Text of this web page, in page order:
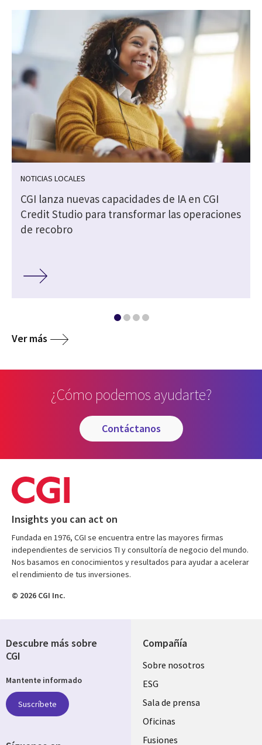
NOTICIAS LOCALES
CGI lanza nuevas capacidades de IA en CGI
Credit Studio para transformar las operaciones
de recobro
Ver más
¿Cómo podemos ayudarte?
contáctanos
Insights you can act on
Fundada en 1976, CGI se encuentra entre las mayores firmas
independientes de servicios TI y consultoría de negocio del mundo.
Nos basamos en conocimientos y resultados para ayudar a acelerar
el rendimiento de tus inversiones.
© 2026 CGI Inc.
Compañía
Useful
links
SPAIN
Sobre nosotros
ESG
Sala de prensa
Oficinas
Fusiones
Descubre más sobre
CGI
Mantente informado
Suscríbete